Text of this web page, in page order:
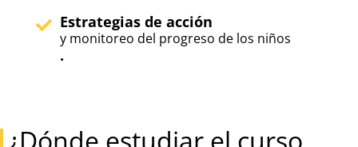
Estrategias de acción
y monitoreo del progreso de los niños
.